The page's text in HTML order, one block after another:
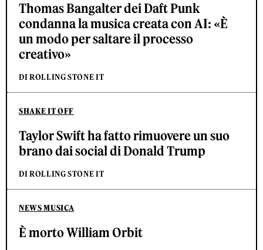
Thomas Bangalter dei Daft Punk
condanna la musica creata con AI: «È
un modo per saltare il processo
creativo»
DI ROLLING STONE IT
SHAKE IT OFF
Taylor Swift ha fatto rimuovere un suo
brano dai social di Donald Trump
DI ROLLING STONE IT
NEWS MUSICA
È morto William Orbit